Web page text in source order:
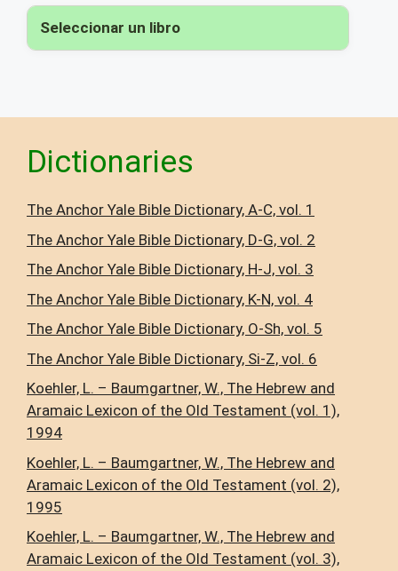
Seleccionar un libro
Dictionaries
The Anchor Yale Bible Dictionary, A-C, vol. 1
The Anchor Yale Bible Dictionary, D-G, vol. 2
The Anchor Yale Bible Dictionary, H-J, vol. 3
The Anchor Yale Bible Dictionary, K-N, vol. 4
The Anchor Yale Bible Dictionary, O-Sh, vol. 5
The Anchor Yale Bible Dictionary, Si-Z, vol. 6
Koehler, L. – Baumgartner, W., The Hebrew and
Aramaic Lexicon of the Old Testament (vol. 1),
1994
Koehler, L. – Baumgartner, W., The Hebrew and
Aramaic Lexicon of the Old Testament (vol. 2),
1995
Koehler, L. – Baumgartner, W., The Hebrew and
Aramaic Lexicon of the Old Testament (vol. 3),